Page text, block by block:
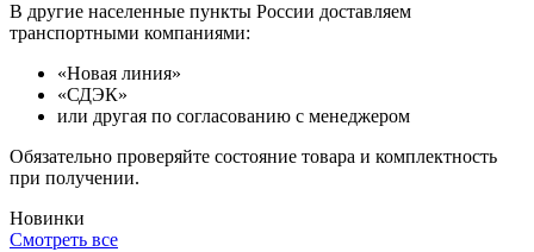
В другие населенные пункты России доставляем
транспортными компаниями:
«Новая линия»
«СДЭК»
или другая по согласованию с менеджером
Обязательно проверяйте состояние товара и комплектность
при получении.
Новинки
Смотреть все